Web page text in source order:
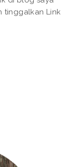
tinggalkan Link